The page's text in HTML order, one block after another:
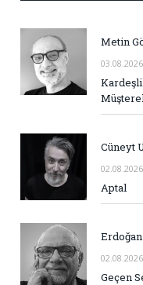
Metin
03.08.2026
Cüneyt
02.08.2026
Aptal
02.08.2026
Geçen